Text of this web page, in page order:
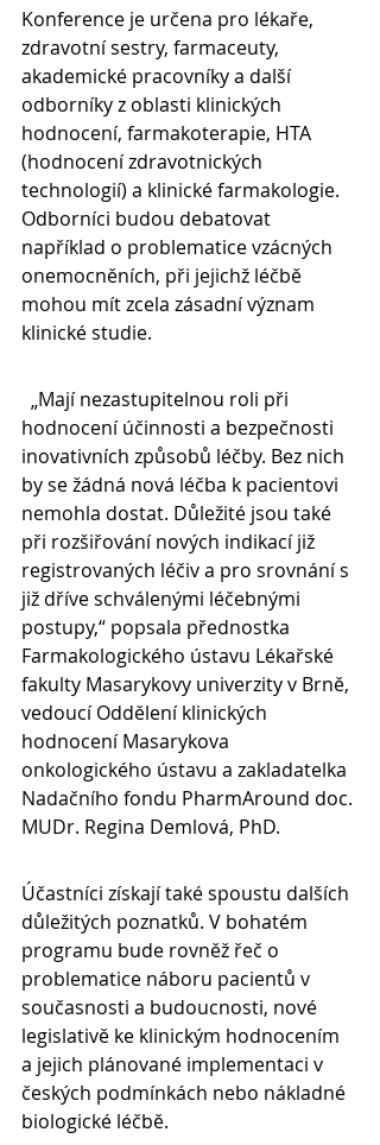
Konference je určena pro lékaře,
zdravotní sestry, farmaceuty,
akademické pracovníky a další
odborníky z oblasti klinických
hodnocení, farmakoterapie, HTA
(hodnocení zdravotnických
technologií) a klinické farmakologie.
Odborníci budou debatovat
například o problematice vzácných
onemocněních, při jejichž léčbě
mohou mít zcela zásadní význam
klinické studie.
hodnocení účinnosti a bezpečnosti
inovativních způsobů léčby. Bez nich
by se žádná nová léčba k pacientovi
nemohla dostat. Důležité jsou také
při rozšiřování nových indikací již
registrovaných léčiv a pro srovnání s
již dříve schválenými léčebnými
postupy,“ popsala přednostka
Farmakologického ústavu Lékařské
fakulty Masarykovy univerzity v Brně,
vedoucí Oddělení klinických
hodnocení Masarykova
onkologického ústavu a zakladatelka
Nadačního fondu PharmAround doc.
MUDr. Regina Demlová, PhD.
Účastníci získají také spoustu dalších
důležitých poznatků. V bohatém
programu bude rovněž řeč o
problematice náboru pacientů v
současnosti a budoucnosti, nové
legislativě ke klinickým hodnocením
a jejich plánované implementaci v
českých podmínkách nebo nákladné
biologické léčbě.